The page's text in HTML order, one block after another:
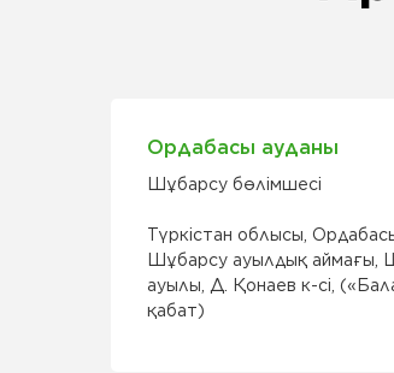
Ордабасы ауданы
Шұбарсу бөлімшесі
Түркістан облысы,
Шұбарсу ауылдық аймағы,
ауылы, Д. Қонаев к-сі,
қабат)